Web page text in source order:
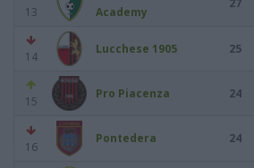
13
Academy
27
14
Lucchese 1905 25
15
Pro Piacenza 24
16
Pontedera 24